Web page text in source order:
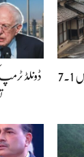
جاپان کے جنوب مغربی صوبے کوماموتو میں 7.1